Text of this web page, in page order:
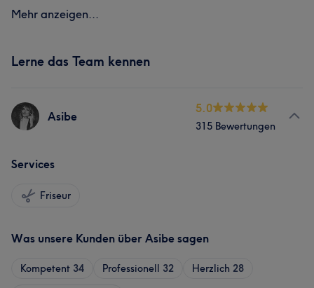
Mehr anzeigen...
Lerne das Team kennen
Asibe
5.0
315 Bewertungen
Services
Friseur
Was unsere Kunden über Asibe sagen
Kompetent 34 Professionell 32 Herzlich 28